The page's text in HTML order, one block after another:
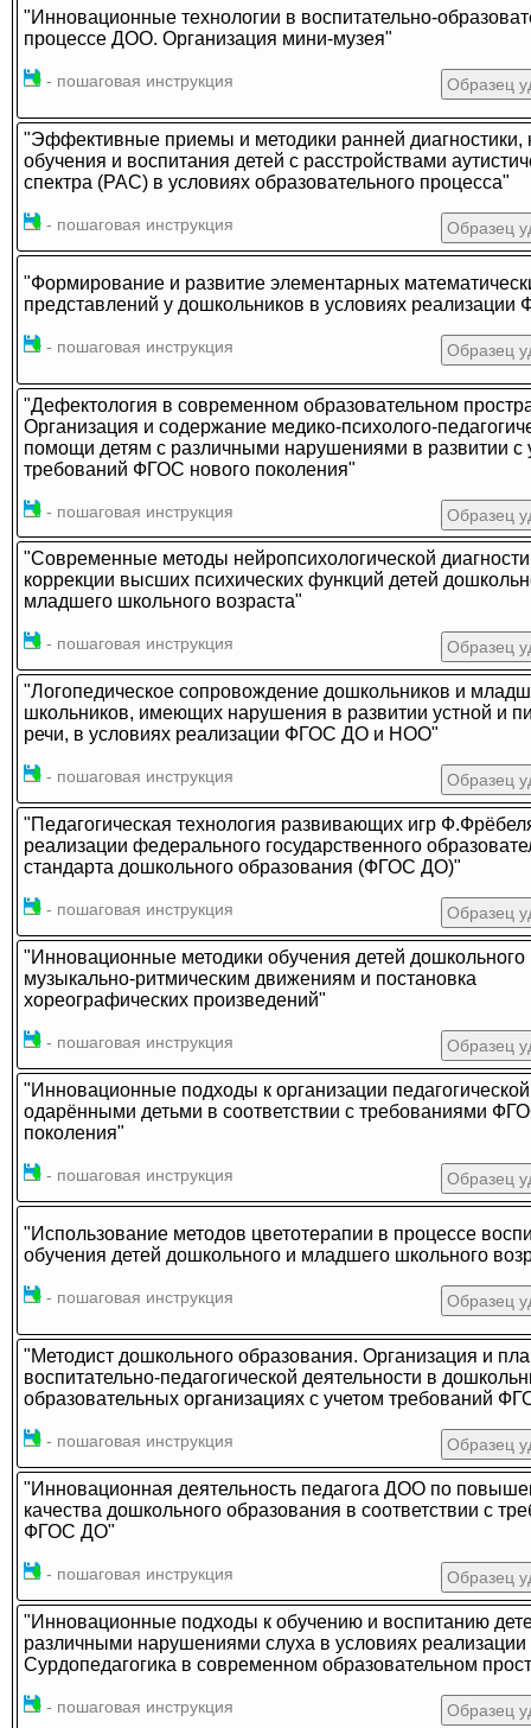
"Инновационные технологии в воспитательно-
процессе ДОО. Организация мини-музея"
- пошаговая инструкция Образец
"Эффективные приемы и методики ранней диагностики,
обучения и воспитания детей с расстройствами
спектра (РАС) в условиях образовательного процесса"
- пошаговая инструкция Образец
"Формирование и развитие элементарных
представлений у дошкольников в условиях
- пошаговая инструкция Образец
"Дефектология в современном образовательном
Организация и содержание медико-психолого-
помощи детям с различными нарушениями в развитии с
требований ФГОС нового поколения"
- пошаговая инструкция Образец
"Современные методы нейропсихологической
коррекции высших психических функций детей
младшего школьного возраста"
- пошаговая инструкция Образец
"Логопедическое сопровождение дошкольников и
школьников, имеющих нарушения в развитии устной и
речи, в условиях реализации ФГОС ДО и НОО"
- пошаговая инструкция Образец
"Педагогическая технология развивающих игр
реализации федерального государственного
стандарта дошкольного образования (ФГОС ДО)"
- пошаговая инструкция Образец
"Инновационные методики обучения детей дошкольного
музыкально-ритмическим движениям и постановка
хореографических произведений"
- пошаговая инструкция Образец
"Инновационные подходы к организации
одарёнными детьми в соответствии с требованиями
поколения"
- пошаговая инструкция Образец
"Использование методов цветотерапии в процессе
обучения детей дошкольного и младшего школьного
- пошаговая инструкция Образец
"Методист дошкольного образования. Организация и
воспитательно-педагогической деятельности в
образовательных организациях с учетом требований
- пошаговая инструкция Образец
"Инновационная деятельность педагога ДОО по
качества дошкольного образования в соответствии с
ФГОС ДО"
- пошаговая инструкция Образец
"Инновационные подходы к обучению и воспитанию
различными нарушениями слуха в условиях
Сурдопедагогика в современном образовательном
- пошаговая инструкция Образец